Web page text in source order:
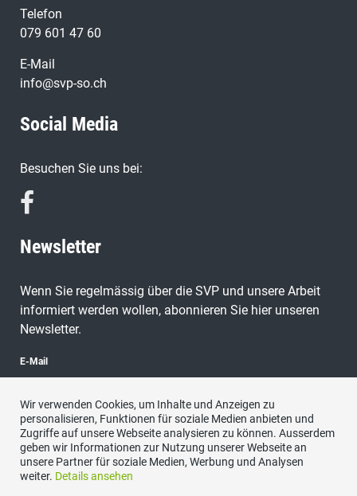
Telefon
079 601 47 60
E-Mail
info@svp-so.ch
Social Media
Besuchen Sie uns bei:
Newsletter
Wenn Sie regelmässig über die SVP und unsere Arbeit
informiert werden wollen, abonnieren Sie hier unseren
Newsletter.
E-Mail
abonnieren
Wir verwenden Cookies, um Inhalte und Anzeigen zu
personalisieren, Funktionen für soziale Medien anbieten und
Zugriffe auf unsere Webseite analysieren zu können. Ausserdem
geben wir Informationen zur Nutzung unserer Webseite an
unsere Partner für soziale Medien, Werbung und Analysen
weiter. Details ansehen